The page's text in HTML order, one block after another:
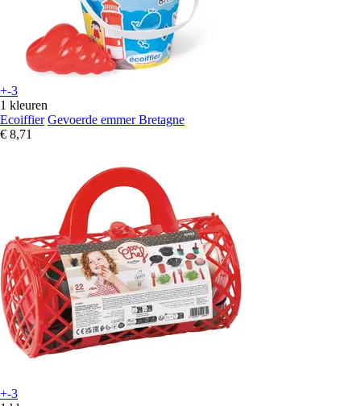
+-3
1 kleuren
Ecoiffier Gevoerde emmer Bretagne
€ 8,71
+-3